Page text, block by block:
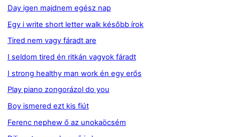
Day igen majdnem egész nap
Egy i write short letter walk később írok
Tired nem vagy fáradt are
I seldom tired én ritkán vagyok fáradt
I strong healthy man work én egy erős
Play piano zongorázol do you
Boy ismered ezt kis fiút
Ferenc nephew ő az unokaöcsém